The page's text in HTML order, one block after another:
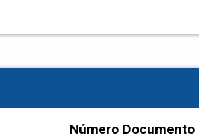
Número Documento